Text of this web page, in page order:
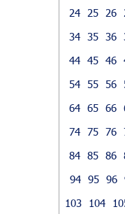
24
25 26
34
35 36
44 45 46
54
55 56
64 65 66
74 75 76
84 85 86
94 95 96
103
104